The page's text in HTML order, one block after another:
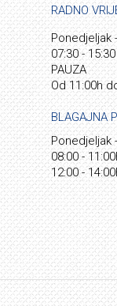
RADNO
Ponedjeljak
07:30 - 15:30
PAUZA
Od 11:00h
BLAGAJNA
Ponedjeljak
08:00 -
12:00 -